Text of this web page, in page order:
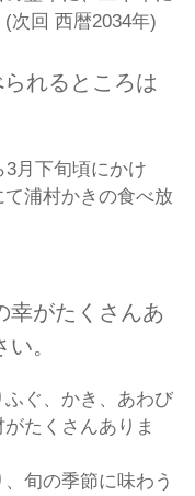
次回 西暦2034年)
られるところは
月下旬頃にかけ
浦村かきの食べ放
幸がたくさんあ
。
ぐ、かき、あわび
たくさんありま
旬の季節に味わう